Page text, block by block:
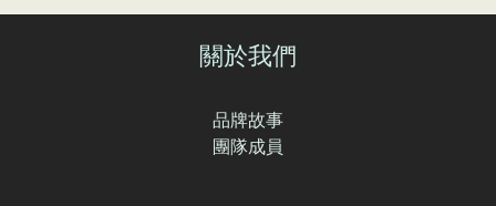
關於我們
品牌故事
團隊成員